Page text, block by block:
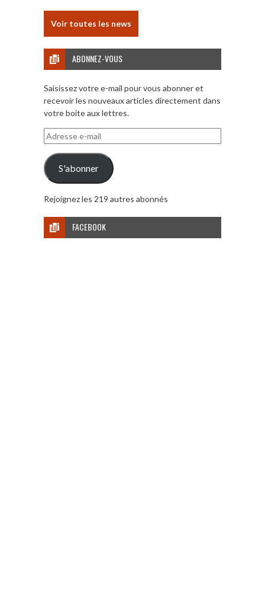
Voir toutes les news
ABONNEZ-VOUS
Saisissez votre e-mail pour vous abonner et
recevoir les nouveaux articles directement dans
votre boite aux lettres.
Adresse
e-
mail
S'abonner
Rejoignez les 219 autres abonnés
FACEBOOK